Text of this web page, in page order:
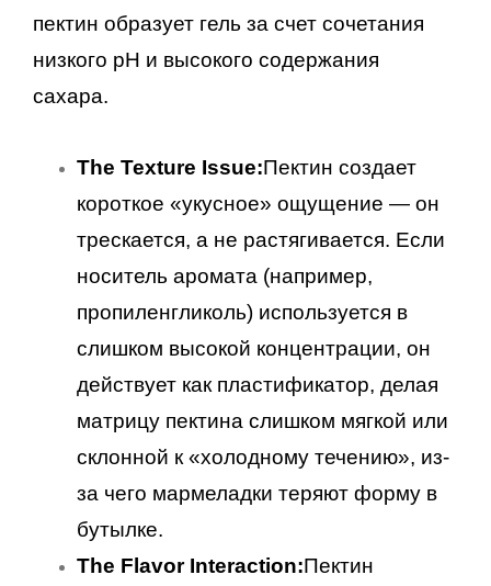
пектин образует гель за счет сочетания
низкого pH и высокого содержания
сахара.
The Texture Issue:Пектин создает
короткое «укусное» ощущение — он
трескается, а не растягивается. Если
носитель аромата (например,
пропиленгликоль) используется в
слишком высокой концентрации, он
действует как пластификатор, делая
матрицу пектина слишком мягкой или
склонной к «холодному течению», из-
за чего мармеладки теряют форму в
бутылке.
The Flavor Interaction:Пектин